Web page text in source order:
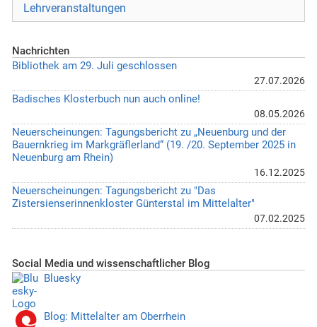
Lehrveranstaltungen
Nachrichten
Bibliothek am 29. Juli geschlossen
27.07.2026
Badisches Klosterbuch nun auch online!
08.05.2026
Neuerscheinungen: Tagungsbericht zu „Neuenburg und der
Bauernkrieg im Markgräflerland“ (19. /20. September 2025 in
Neuenburg am Rhein)
16.12.2025
Neuerscheinungen: Tagungsbericht zu "Das
Zistersienserinnenkloster Günterstal im Mittelalter"
07.02.2025
Social Media und wissenschaftlicher Blog
Bluesky
Blog: Mittelalter am Oberrhein